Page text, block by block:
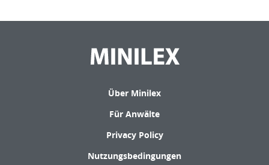
Über Minilex
Für Anwälte
Privacy Policy
Nutzungsbedingungen